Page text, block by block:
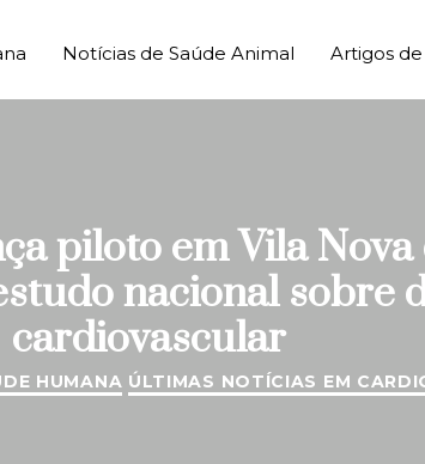
Notícias de Saúde Animal Artigos
piloto em Vila
nacional sobre
cardiovascular
HUMANA ÚLTIMAS NOTÍCIAS EM